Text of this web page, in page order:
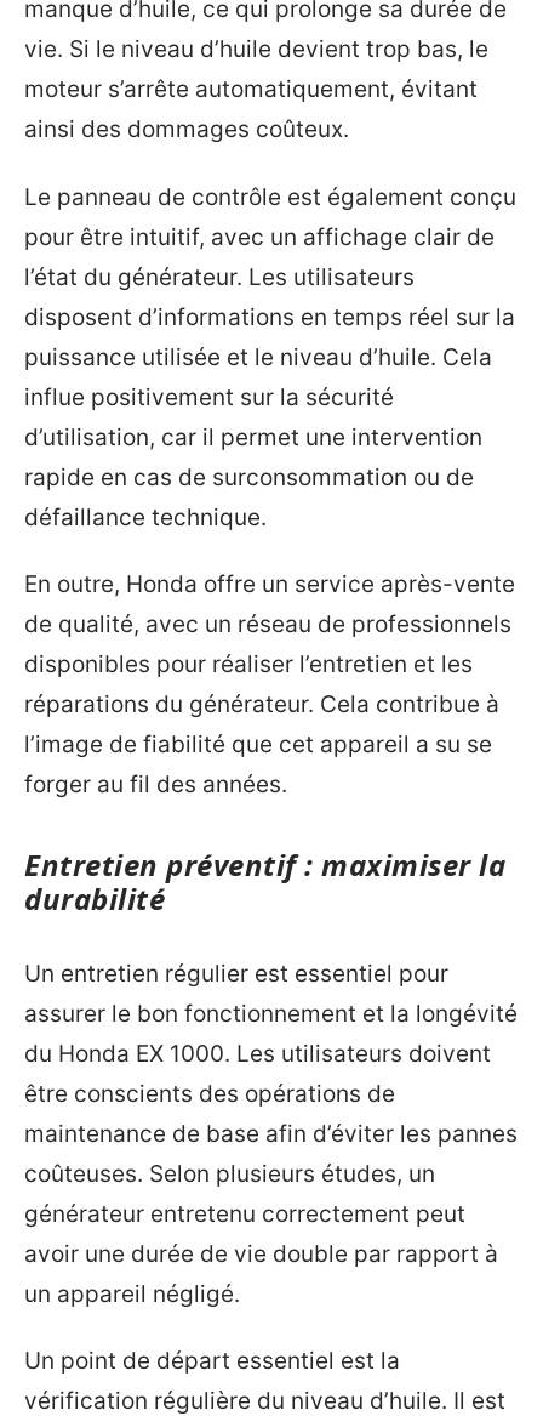
manque d’huile, ce qui prolonge sa durée de
vie. Si le niveau d’huile devient trop bas, le
moteur s’arrête automatiquement, évitant
ainsi des dommages coûteux.
Le panneau de contrôle est également conçu
pour être intuitif, avec un affichage clair de
l’état du générateur. Les utilisateurs
disposent d’informations en temps réel sur la
puissance utilisée et le niveau d’huile. Cela
influe positivement sur la sécurité
d’utilisation, car il permet une intervention
rapide en cas de surconsommation ou de
défaillance technique.
En outre, Honda offre un service après-vente
de qualité, avec un réseau de professionnels
disponibles pour réaliser l’entretien et les
réparations du générateur. Cela contribue à
l’image de fiabilité que cet appareil a su se
forger au fil des années.
Entretien préventif : maximiser la
durabilité
Un entretien régulier est essentiel pour
assurer le bon fonctionnement et la longévité
du Honda EX 1000. Les utilisateurs doivent
être conscients des opérations de
maintenance de base afin d’éviter les pannes
coûteuses. Selon plusieurs études, un
générateur entretenu correctement peut
avoir une durée de vie double par rapport à
un appareil négligé.
Un point de départ essentiel est la
vérification régulière du niveau d’huile. Il est